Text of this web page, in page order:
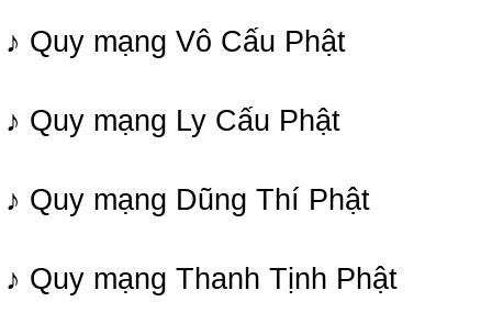
♪ Quy mạng Vô Cấu Phật
♪ Quy mạng Ly Cấu Phật
♪ Quy mạng Dũng Thí Phật
♪ Quy mạng Thanh Tịnh Phật